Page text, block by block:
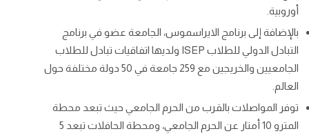
أوروبية.
بالإضافة إلى برنامج الايراسموس، الجامعة عضو في برنامج
التبادل الدولي للطلاب ISEP ولديها اتفاقيات تبادل للطلاب
الجامعيين والخريجين مع 259 جامعة في 50 دولة مختلفة حول
العالم.
توفر المواصلات بالقرب من الحرم الجامعي حيث تبعد محطة
المترو 10 أمتار عن الحرم الجامعي، ومحطة الحافلات تبعد 5